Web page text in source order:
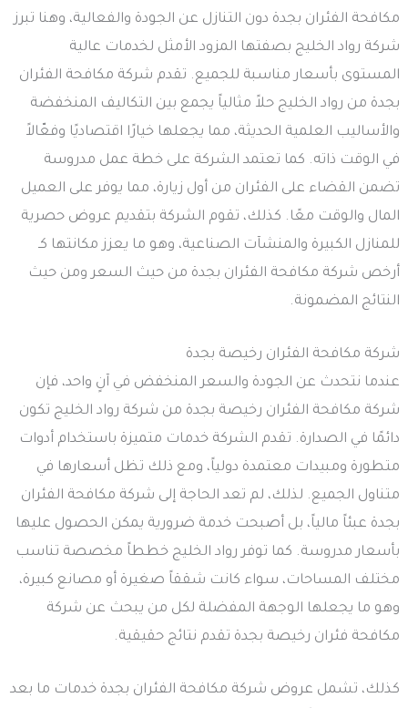
مكافحة الفئران بجدة دون التنازل عن الجودة والفعالية، وهنا تبرز
شركة رواد الخليج بصفتها المزود الأمثل لخدمات عالية
المستوى بأسعار مناسبة للجميع. تقدم شركة مكافحة الفئران
بجدة من رواد الخليج حلاً مثالياً يجمع بين التكاليف المنخفضة
والأساليب العلمية الحديثة، مما يجعلها خيارًا اقتصاديًا وفعّالاً
في الوقت ذاته. كما تعتمد الشركة على خطة عمل مدروسة
تضمن القضاء على الفئران من أول زيارة، مما يوفر على العميل
المال والوقت معًا. كذلك، تقوم الشركة بتقديم عروض حصرية
للمنازل الكبيرة والمنشآت الصناعية، وهو ما يعزز مكانتها كـ
أرخص شركة مكافحة الفئران بجدة من حيث السعر ومن حيث
النتائج المضمونة.
شركة مكافحة الفئران رخيصة بجدة
عندما نتحدث عن الجودة والسعر المنخفض في آنٍ واحد، فإن
شركة مكافحة الفئران رخيصة بجدة من شركة رواد الخليج تكون
دائمًا في الصدارة. تقدم الشركة خدمات متميزة باستخدام أدوات
متطورة ومبيدات معتمدة دولياً، ومع ذلك تظل أسعارها في
متناول الجميع. لذلك، لم تعد الحاجة إلى شركة مكافحة الفئران
بجدة عبئاً مالياً، بل أصبحت خدمة ضرورية يمكن الحصول عليها
بأسعار مدروسة. كما توفر رواد الخليج خططاً مخصصة تناسب
مختلف المساحات، سواء كانت شققاً صغيرة أو مصانع كبيرة،
وهو ما يجعلها الوجهة المفضلة لكل من يبحث عن شركة
مكافحة فئران رخيصة بجدة تقدم نتائج حقيقية.
كذلك، تشمل عروض شركة مكافحة الفئران بجدة خدمات ما بعد